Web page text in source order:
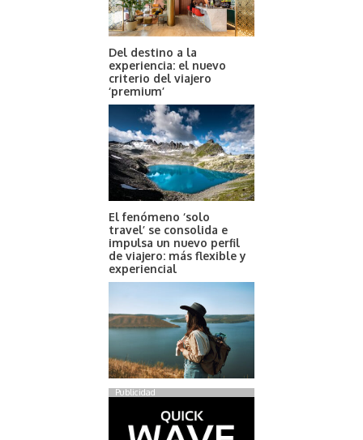
Del destino a la
experiencia: el nuevo
criterio del viajero
‘premium’
El fenómeno ‘solo
travel’ se consolida e
impulsa un nuevo perfil
de viajero: más flexible y
experiencial
Publicidad